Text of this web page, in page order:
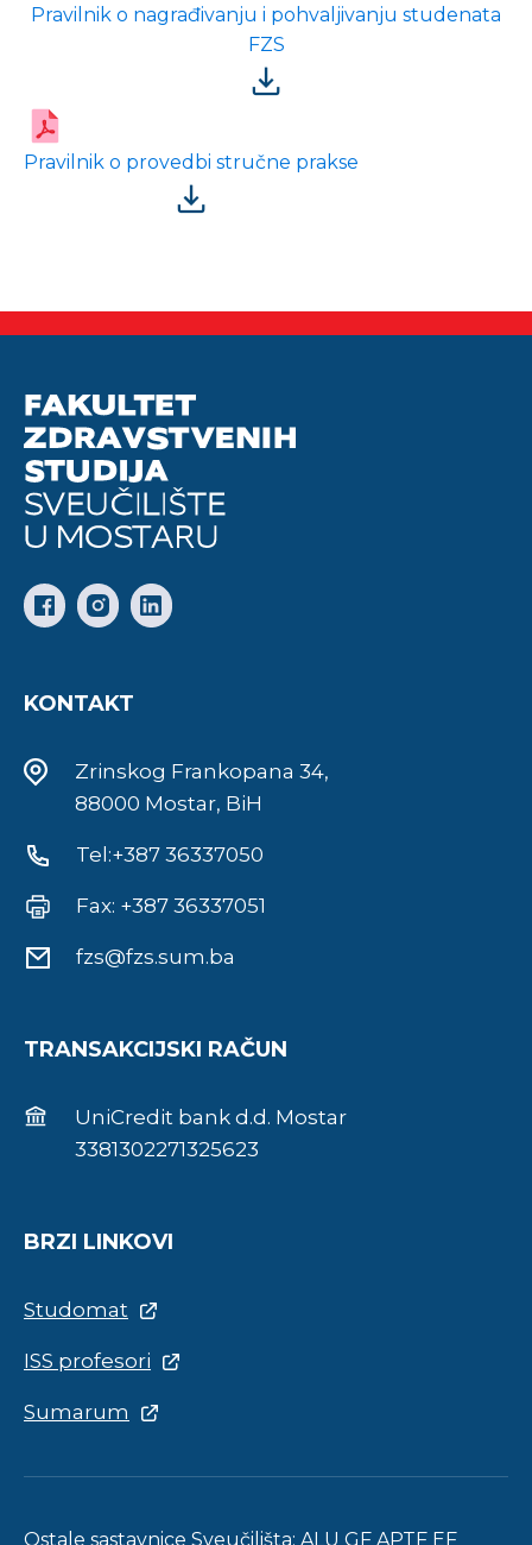
Pravilnik o nagrađivanju i pohvaljivanju studenata
FZS
Pravilnik o provedbi stručne prakse
KONTAKT
Zrinskog Frankopana 34,
88000 Mostar, BiH
Tel:+387 36337050
Fax: +387 36337051
fzs@fzs.sum.ba
TRANSAKCIJSKI RAČUN
UniCredit bank d.d. Mostar
3381302271325623
BRZI LINKOVI
Studomat
ISS profesori
Sumarum
Ostale sastavnice Sveučilišta: ALU GF APTF EF